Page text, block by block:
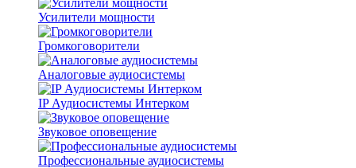
Усилители мощности
Громкоговорители
Аналоговые аудиосистемы
IP Аудиосистемы Интерком
Звуковое оповещение
Профессиональные аудиосистемы